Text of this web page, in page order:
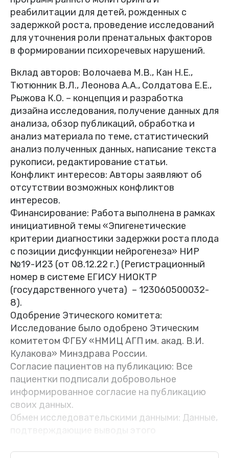
реабилитации для детей, рожденных с
задержкой роста, проведение исследований
для уточнения роли пренатальных факторов
в формировании психоречевых нарушений.
Вклад авторов: Волочаева М.В., Кан Н.Е.,
Тютюнник В.Л., Леонова А.А., Солдатова Е.Е.,
Рыжова К.О. – концепция и разработка
дизайна исследования, получение данных для
анализа, обзор публикаций, обработка и
анализ материала по теме, статистический
анализ полученных данных, написание текста
рукописи, редактирование статьи.
Конфликт интересов: Авторы заявляют об
отсутствии возможных конфликтов
интересов.
Финансирование: Работа выполнена в рамках
инициативной темы «Эпигенетические
критерии диагностики задержки роста плода
с позиции дисфункции нейрогенеза» НИР
№19-И23 (от 08.12.22 г.) (Регистрационный
номер в системе ЕГИСУ НИОКТР
(государственного учета) – 123060500032-
8).
Одобрение Этического комитета:
Исследование было одобрено Этическим
комитетом ФГБУ «НМИЦ АГП им. акад. В.И.
Кулакова» Минздрава России.
Согласие пациентов на публикацию: Все
пациентки подписали добровольное
информированное согласие на публикацию
своих данных.
Обмен исследовательскими данными: Данные,